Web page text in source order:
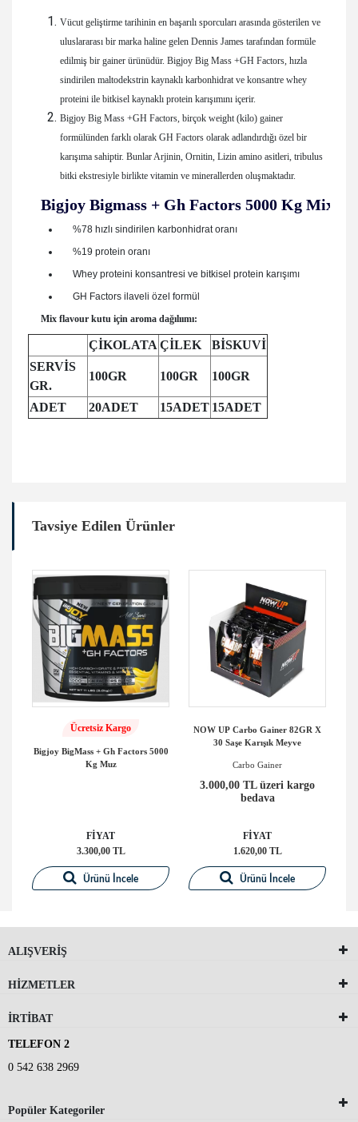
Vücut geliştirme tarihinin en başarılı sporcuları arasında gösterilen ve
uluslararası bir marka haline gelen Dennis James tarafından formüle
edilmiş bir gainer ürünüdür. Bigjoy Big Mass +GH Factors, hızla
sindirilen maltodekstrin kaynaklı karbonhidrat ve konsantre whey
proteini ile bitkisel kaynaklı protein karışımını içerir.
Bigjoy Big Mass +GH Factors, birçok weight (kilo) gainer
formülünden farklı olarak GH Factors olarak adlandırdığı özel bir
karışıma sahiptir. Bunlar Arjinin, Ornitin, Lizin amino asitleri, tribulus
bitki ekstresiyle birlikte vitamin ve minerallerden oluşmaktadır.
Bigjoy Bigmass + Gh Factors 5000 Kg Mix
%78 hızlı sindirilen karbonhidrat oranı
%19 protein oranı
Whey proteini konsantresi ve bitkisel protein karışımı
GH Factors ilaveli özel formül
Mix flavour kutu için aroma dağılıımı:
ÇİKOLATA ÇİLEK
BİSKUVİ
SERVİS
GR.
100GR 100GR 100GR
ADET 20ADET 15ADET 15ADET
Tavsiye Edilen Ürünler
Ücretsiz Kargo
Bigjoy BigMass + Gh Factors 5000
Kg Muz
FİYAT
3.300,00 TL
Ürünü İncele
NOW UP Carbo Gainer 82GR X
30 Saşe Karışık Meyve
Carbo Gainer
3.000,00 TL üzeri kargo
bedava
FİYAT
1.620,00 TL
Ürünü İncele
ALIŞVERİŞ
HİZMETLER
İRTİBAT
TELEFON 2
0 542 638 2969
Popüler Kategoriler